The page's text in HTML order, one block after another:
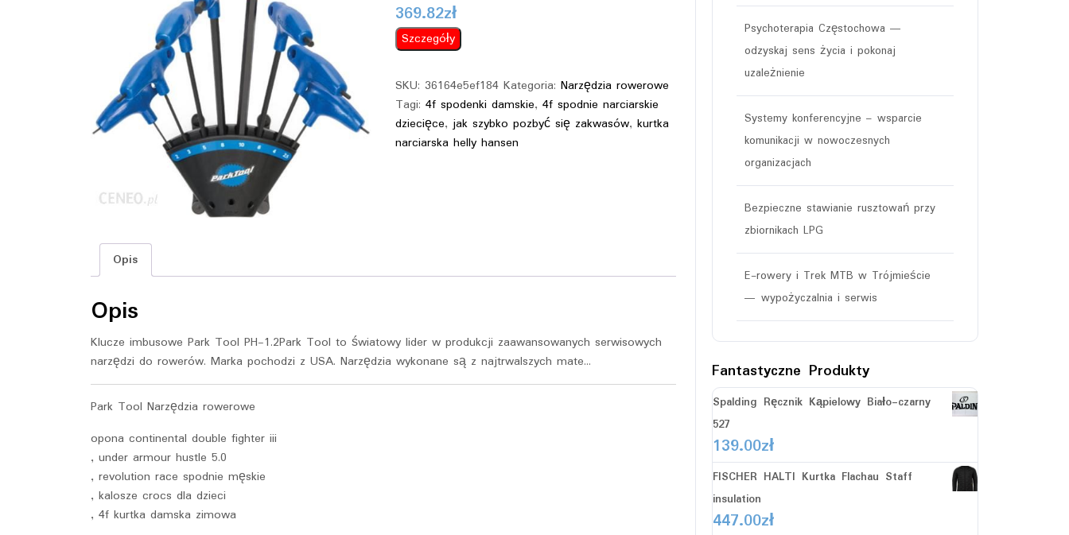
369.82zł
Szczegóły
SKU: 36164e5ef184 Kategoria: Narzędzia rowerowe
Tagi: 4f spodenki damskie, 4f spodnie narciarskie
dziecięce,jak szybko pozbyć się zakwasów, kurtka
narciarska helly hansen
Opis
Opis
Klucze imbusowe Park Tool PH-1.2Park Tool to światowy lider w produkcji zaawansowanych serwisowych
narzędzi do rowerów. Marka pochodzi z USA. Narzędzia wykonane są z najtrwalszych mate…
Park Tool Narzędzia rowerowe
opona continental double fighter iii
, under armour hustle 5.0
, revolution race spodnie męskie
, kalosze crocs dla dzieci
, 4f kurtka damska zimowa
Psychoterapia Częstochowa —
odzyskaj sens życia i pokonaj
uzależnienie
Systemy konferencyjne – wsparcie
komunikacji w nowoczesnych
organizacjach
Bezpieczne stawianie rusztowań przy
zbiornikach LPG
E-rowery i Trek MTB w Trójmieście
— wypożyczalnia i serwis
Fantastyczne Produkty
Spalding Ręcznik Kąpielowy Biało-czarny
527
139.00zł
FISCHER HALTI Kurtka Flachau Staff
insulation
447.00zł